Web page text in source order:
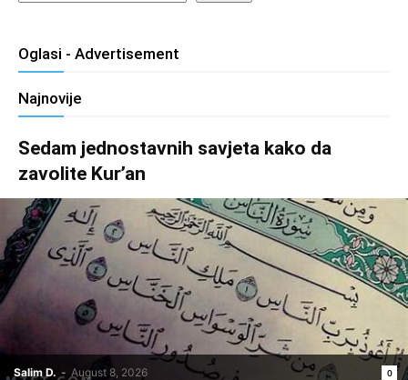
Oglasi - Advertisement
Najnovije
Sedam jednostavnih savjeta kako da
zavolite Kur’an
Salim D. - August 8, 2026 0